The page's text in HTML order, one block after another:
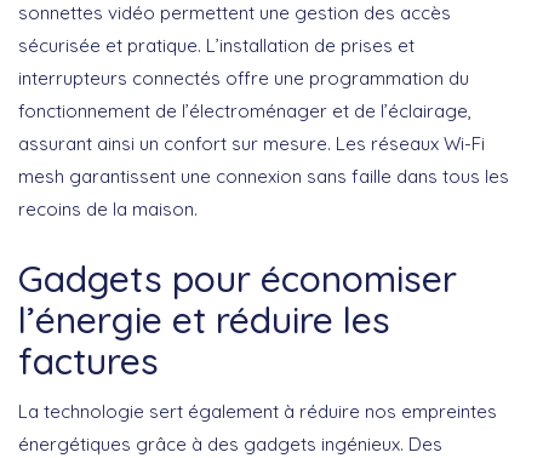
sonnettes vidéo permettent une gestion des accès
sécurisée et pratique. L’installation de prises et
interrupteurs connectés offre une programmation du
fonctionnement de l’électroménager et de l’éclairage,
assurant ainsi un confort sur mesure. Les réseaux Wi-Fi
mesh garantissent une connexion sans faille dans tous les
recoins de la maison.
Gadgets pour économiser
l’énergie et réduire les
factures
La technologie sert également à réduire nos empreintes
énergétiques grâce à des gadgets ingénieux. Des